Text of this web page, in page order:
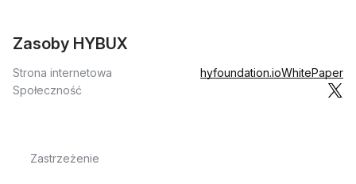
Zasoby HYBUX
Strona internetowa hyfoundation.ioWhitePaper
Społeczność
Zastrzeżenie